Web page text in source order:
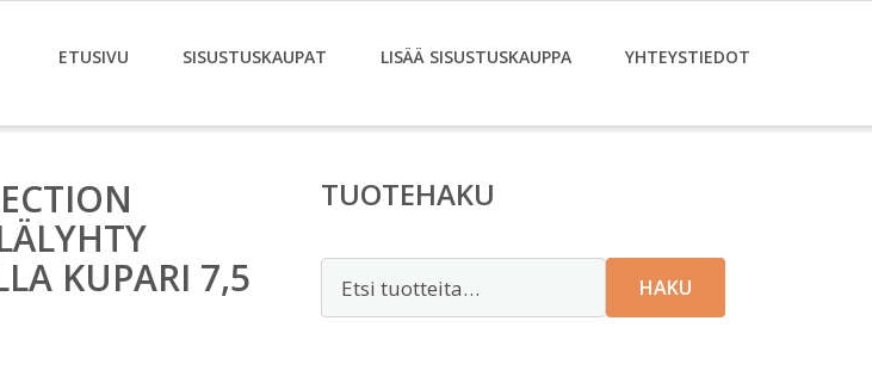
ETUSIVU SISUSTUSKAUPAT LISÄÄ SISUSTUSKAUPPA YHTEYSTIEDOT
KUPARI 7,5
TUOTEHAKU
HAKU